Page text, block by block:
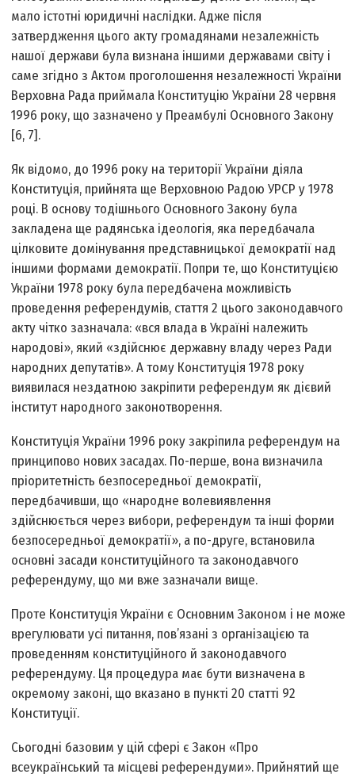
мало істотні юридичні наслідки. Адже після
затвердження цього акту громадянами незалежність
нашої держави була визнана іншими державами світу і
саме згідно з Актом проголошення незалежності України
Верховна Рада приймала Конституцію України 28 червня
1996 року, що зазначено у Преамбулі Основного Закону
[6, 7].
Як відомо, до 1996 року на території України діяла
Конституція, прийнята ще Верховною Радою УРСР у 1978
році. В основу тодішнього Основного Закону була
закладена ще радянська ідеологія, яка передбачала
цілковите домінування представницької демократії над
іншими формами демократії. Попри те, що Конституцією
України 1978 року була передбачена можливість
проведення референдумів, стаття 2 цього законодавчого
акту чітко зазначала: «вся влада в Україні належить
народові», який «здійснює державну владу через Ради
народних депутатів». А тому Конституція 1978 року
виявилася нездатною закріпити референдум як дієвий
інститут народного законотворення.
Конституція України 1996 року закріпила референдум на
принципово нових засадах. По-перше, вона визначила
пріоритетність безпосередньої демократії,
передбачивши, що «народне волевиявлення
здійснюється через вибори, референдум та інші форми
безпосередньої демократії», а по-друге, встановила
основні засади конституційного та законодавчого
референдуму, що ми вже зазначали вище.
Проте Конституція України є Основним Законом і не може
врегулювати усі питання, пов’язані з організацією та
проведенням конституційного й законодавчого
референдуму. Ця процедура має бути визначена в
окремому законі, що вказано в пункті 20 статті 92
Конституції.
Сьогодні базовим у цій сфері є Закон «Про
всеукраїнський та місцеві референдуми». Прийнятий ще